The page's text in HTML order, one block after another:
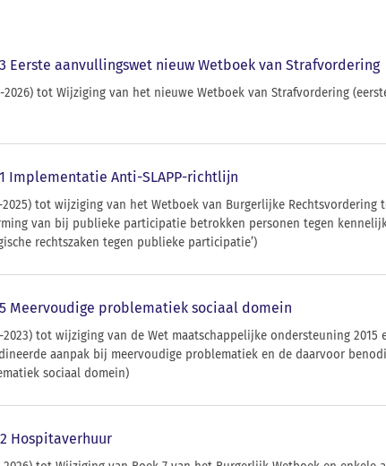
Eerste aanvullingswet nieuw Wetboek van Strafvordering
2026) tot Wijziging van het nieuwe Wetboek van Strafvordering
Implementatie Anti-SLAPP-richtlijn
2025) tot wijziging van het Wetboek van Burgerlijke
van bij publieke participatie betrokken personen tegen
rechtszaken tegen publieke participatie’)
Meervoudige problematiek sociaal domein
2023) tot wijziging van de Wet maatschappelijke ondersteuning
aanpak bij meervoudige problematiek en de daarvoor
sociaal domein)
Hospitaverhuur